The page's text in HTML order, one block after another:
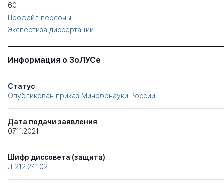
60
Профайл персоны
Экспертиза диссертации
Информация о ЗоЛУСе
Статус
Опубликован приказ Минобрнауки России
Дата подачи заявления
07.11.2021
Шифр диссовета (защита)
Д 212.241.02